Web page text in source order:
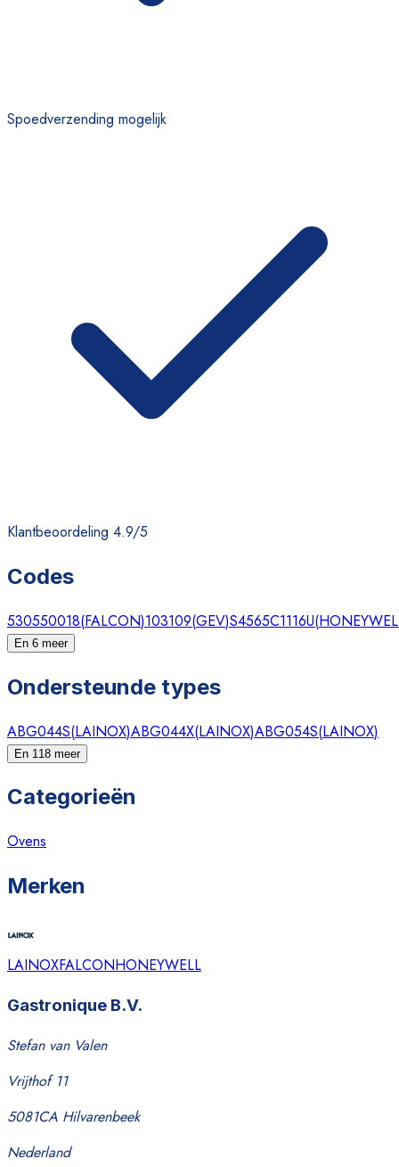
Spoedverzending mogelijk
Klantbeoordeling 4.9/5
Codes
530550018(FALCON)103109(GEV)S4565C1116U(
En 6 meer
Ondersteunde types
ABG044S(LAINOX)ABG044X(LAINOX)ABG054S(LAINOX)
En 118 meer
Categorieën
Ovens
Merken
LAINOXFALCONHONEYWELL
Gastronique B.V.
Stefan van Valen
Vrijthof 11
5081CA Hilvarenbeek
Nederland